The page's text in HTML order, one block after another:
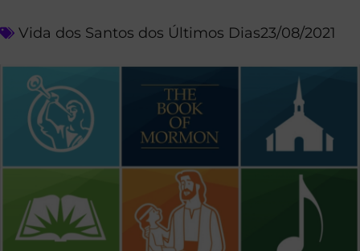
Vida dos Santos dos Últimos Dias23/08/2021